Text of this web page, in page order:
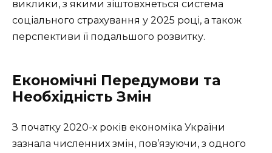
виклики, з якими зіштовхнеться система
соціального страхування у 2025 році, а також
перспективи її подальшого розвитку.
Економічні Передумови та
Необхідність Змін
З початку 2020-х років економіка України
зазнала численних змін, пов’язуючи, з одного